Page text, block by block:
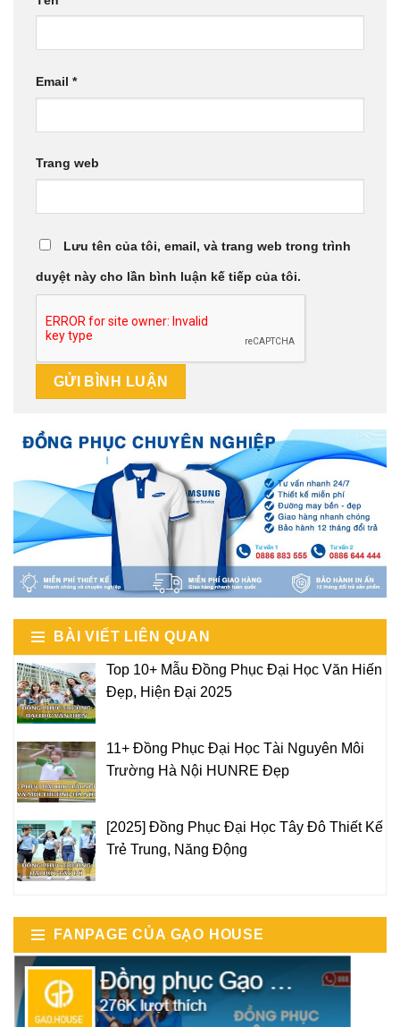
Email *
Trang web
Lưu tên của tôi, email, và trang web trong trình
duyệt này cho lần bình luận kế tiếp của tôi.
BÀI VIẾT LIÊN QUAN
Top 10+ Mẫu Đồng Phục Đại Học Văn Hiến
Đẹp, Hiện Đại 2025
11+ Đồng Phục Đại Học Tài Nguyên Môi
Trường Hà Nội HUNRE Đẹp
[2025] Đồng Phục Đại Học Tây Đô Thiết Kế
Trẻ Trung, Năng Động
FANPAGE CỦA GẠO HOUSE